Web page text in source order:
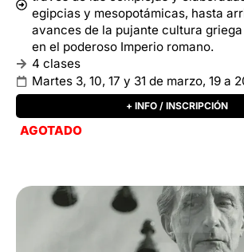
MOMENTOS CLAVES DEL ARTE MODERNO
Marcel Duchamp: el arte y
también / Turno mañana
Santiago Erausquin